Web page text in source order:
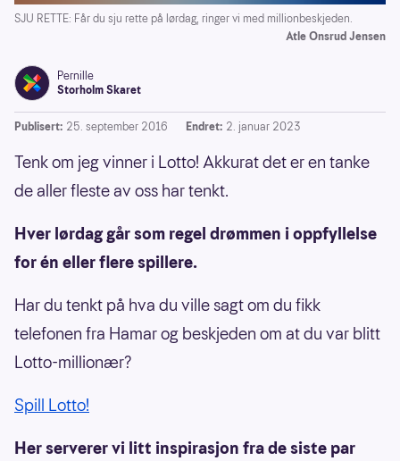
SJU RETTE: Får du sju rette på lørdag, ringer vi med millionbeskjeden.
Atle Onsrud Jensen
Pernille
Storholm Skaret
Publisert: 25. september 2016 Endret: 2. januar 2023
Tenk om jeg vinner i Lotto! Akkurat det er en tanke
de aller fleste av oss har tenkt.
Hver lørdag går som regel drømmen i oppfyllelse
for én eller flere spillere.
Har du tenkt på hva du ville sagt om du fikk
telefonen fra Hamar og beskjeden om at du var blitt
Lotto-millionær?
Spill Lotto!
Her serverer vi litt inspirasjon fra de siste par